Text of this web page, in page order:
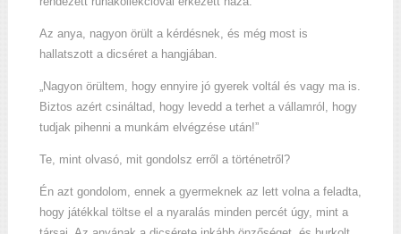
Az anya, nagyon örült a kérdésnek, és még most is
hallatszott a dicséret a hangjában.
„Nagyon örültem, hogy ennyire jó gyerek voltál és vagy ma is.
Biztos azért csináltad, hogy levedd a terhet a vállamról, hogy
tudjak pihenni a munkám elvégzése után!”
Te, mint olvasó, mit gondolsz erről a történetről?
Én azt gondolom, ennek a gyermeknek az lett volna a feladta,
hogy játékkal töltse el a nyaralás minden percét úgy, mint a